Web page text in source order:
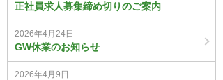
正社員求人募集締め切りのご案内
2026年4月24日
GW休業のお知らせ
2026年4月9日